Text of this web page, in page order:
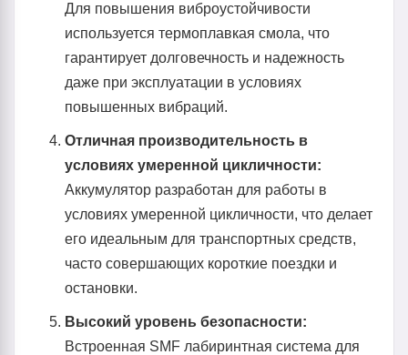
Для повышения виброустойчивости
используется термоплавкая смола, что
гарантирует долговечность и надежность
даже при эксплуатации в условиях
повышенных вибраций.
Отличная производительность в
условиях умеренной цикличности:
Аккумулятор разработан для работы в
условиях умеренной цикличности, что делает
его идеальным для транспортных средств,
часто совершающих короткие поездки и
остановки.
Высокий уровень безопасности:
Встроенная SMF лабиринтная система для